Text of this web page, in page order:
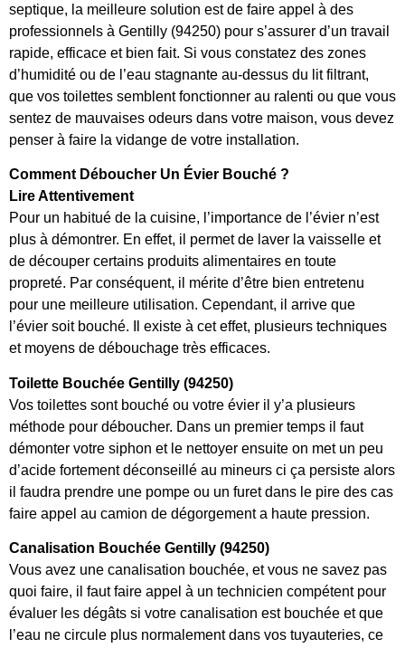
septique, la meilleure solution est de faire appel à des
professionnels à Gentilly (94250) pour s’assurer d’un travail
rapide, efficace et bien fait. Si vous constatez des zones
d’humidité ou de l’eau stagnante au-dessus du lit filtrant,
que vos toilettes semblent fonctionner au ralenti ou que vous
sentez de mauvaises odeurs dans votre maison, vous devez
penser à faire la vidange de votre installation.
Comment Déboucher Un Évier Bouché ?
Lire Attentivement
Pour un habitué de la cuisine, l’importance de l’évier n’est
plus à démontrer. En effet, il permet de laver la vaisselle et
de découper certains produits alimentaires en toute
propreté. Par conséquent, il mérite d’être bien entretenu
pour une meilleure utilisation. Cependant, il arrive que
l’évier soit bouché. Il existe à cet effet, plusieurs techniques
et moyens de débouchage très efficaces.
Toilette Bouchée Gentilly (94250)
Vos toilettes sont bouché ou votre évier il y’a plusieurs
méthode pour déboucher. Dans un premier temps il faut
démonter votre siphon et le nettoyer ensuite on met un peu
d’acide fortement déconseillé au mineurs ci ça persiste alors
il faudra prendre une pompe ou un furet dans le pire des cas
faire appel au camion de dégorgement a haute pression.
Canalisation Bouchée Gentilly (94250)
Vous avez une canalisation bouchée, et vous ne savez pas
quoi faire, il faut faire appel à un technicien compétent pour
évaluer les dégâts si votre canalisation est bouchée et que
l’eau ne circule plus normalement dans vos tuyauteries, ce